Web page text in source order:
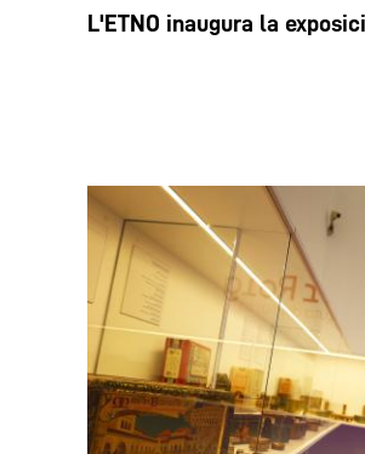
L'ETNO inaugura la